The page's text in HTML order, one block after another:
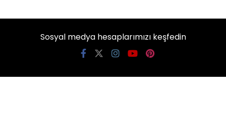
Sosyal medya hesaplarımızı keşfedin